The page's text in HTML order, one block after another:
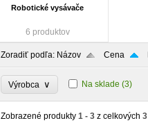
Robotické vysávače
6 produktov
Zoradiť podľa: Názov Cena
Výrobca ∨ Na sklade (3)
Zobrazené produkty 1 - 3 z celkových 3